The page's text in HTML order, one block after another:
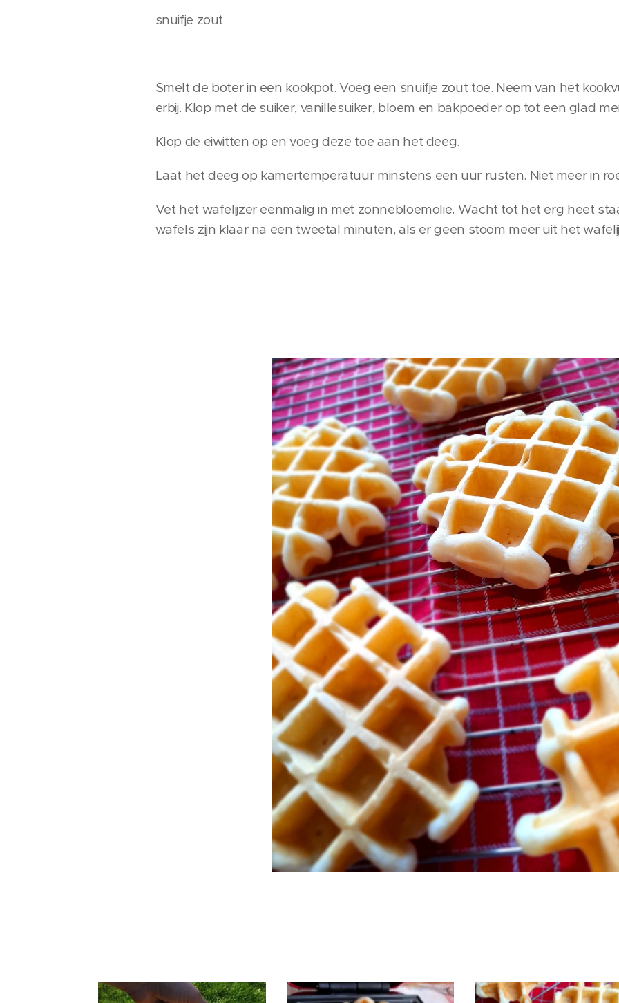
snuifje zout
Smelt de boter in een kookpot. Voeg een snuifje zout toe. Neem van het
erbij. Klop met de suiker, vanillesuiker, bloem en bakpoeder op tot een glad
Klop de eiwitten op en voeg deze toe aan het deeg.
Laat het deeg op kamertemperatuur minstens een uur rusten. Niet meer in
Vet het wafelijzer eenmalig in met zonnebloemolie. Wacht tot het erg heet
wafels zijn klaar na een tweetal minuten, als er geen stoom meer uit het